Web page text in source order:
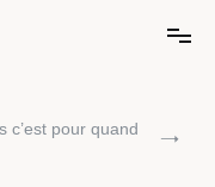
c’est pour quand